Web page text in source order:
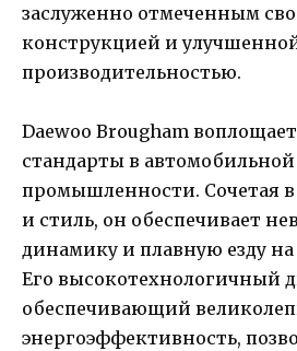
заслуженно отмеченным
конструкцией и
производительностью.
Daewoo Brougham
стандарты в автомобильной
промышленности. Сочетая в
и стиль, он обеспечивает
динамику и плавную езду
Его высокотехнологичный
обеспечивающий
энергоэффективность,